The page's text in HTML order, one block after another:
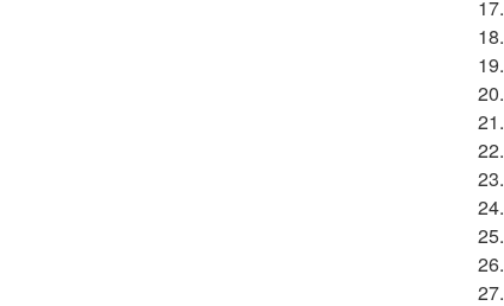
17.
18.
19.
20.
21.
22.
23.
24.
25.
26.
27.